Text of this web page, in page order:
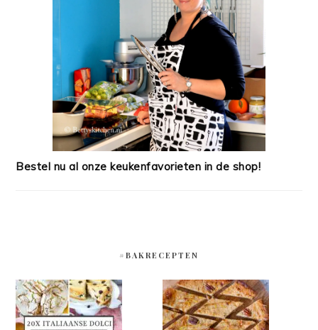
Bestel nu al onze keukenfavorieten in de shop!
#BAKRECEPTEN